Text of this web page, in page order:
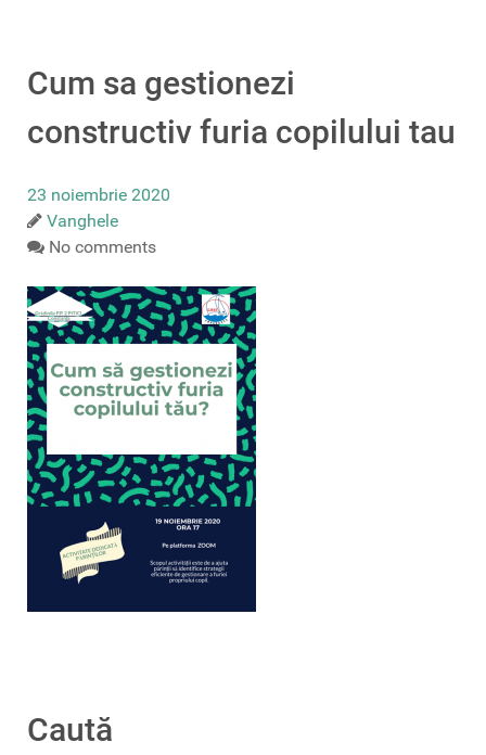
Cum sa gestionezi
constructiv furia copilului tau
23 noiembrie 2020
Vanghele
No comments
Caută